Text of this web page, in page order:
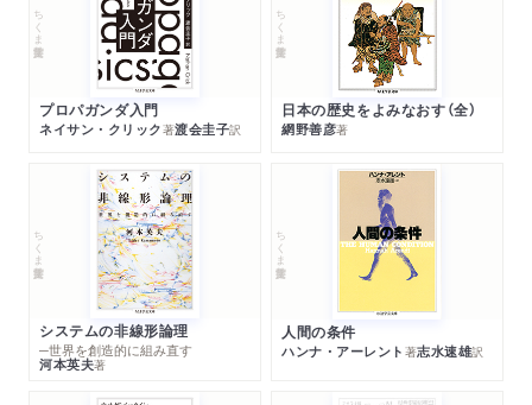
ちくま学芸文庫
プロパガンダ入門
ネイサン・クリック著渡会圭子訳
ちくま学芸文庫
日本の歴史をよみなおす（全）
網野善彦著
ちくま学芸文庫
システムの非線形論理
─世界を創造的に組み直す
河本英夫著
ちくま学芸文庫
人間の条件
ハンナ・アーレント 著志水速雄訳